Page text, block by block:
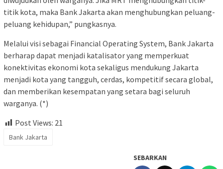
titik kota, maka Bank Jakarta akan menghubungkan peluang-
peluang kehidupan,” pungkasnya.
Melalui visi sebagai Financial Operating System, Bank Jakarta
berharap dapat menjadi katalisator yang memperkuat
konektivitas ekonomi kota sekaligus mendukung Jakarta
menjadi kota yang tangguh, cerdas, kompetitif secara global,
dan memberikan kesempatan yang setara bagi seluruh
warganya. (*)
Post Views: 21
Bank Jakarta
SEBARKAN